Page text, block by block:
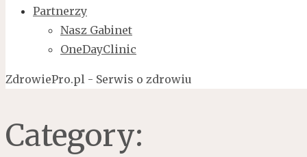
Partnerzy
Nasz Gabinet
OneDayClinic
ZdrowiePro.pl - Serwis o zdrowiu
Category: